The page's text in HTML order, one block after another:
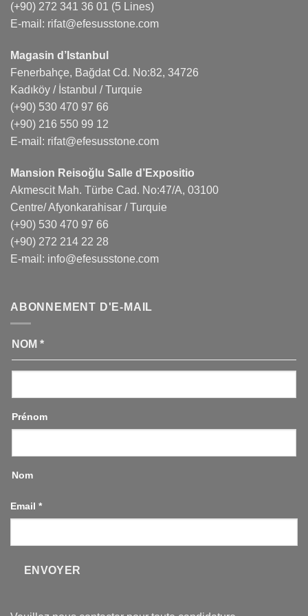
(+90) 272 341 36 01 (5 Lines)
E-mail: rifat@efesusstone.com
Magasin d’Istanbul
Fenerbahçe, Bağdat Cd. No:82, 34726
Kadıköy / İstanbul / Turquie
(+90) 530 470 97 66
(+90) 216 550 99 12
E-mail: rifat@efesusstone.com
Mansion Reisoğlu Salle d’Expositio
Akmescit Mah. Türbe Cad. No:47/A, 03100
Centre/ Afyonkarahisar / Turquie
(+90) 530 470 97 66
(+90) 272 214 22 28
E-mail: info@efesusstone.com
ABONNEMENT D'E-MAIL
NOM *
Prénom
Nom
Email *
ENVOYER